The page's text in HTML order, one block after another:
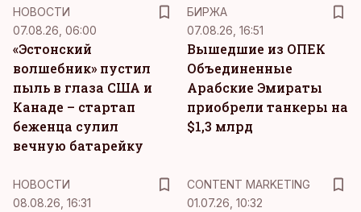
НОВОСТИ
07.08.26, 06:00
«Эстонский
волшебник» пустил
пыль в глаза США и
Канаде – стартап
беженца сулил
вечную батарейку
БИРЖА
07.08.26, 16:51
Вышедшие из ОПЕК
Объединенные
Арабские Эмираты
приобрели танкеры на
$1,3 млрд
НОВОСТИ
08.08.26, 16:31
CONTENT MARKETING
01.07.26, 10:32